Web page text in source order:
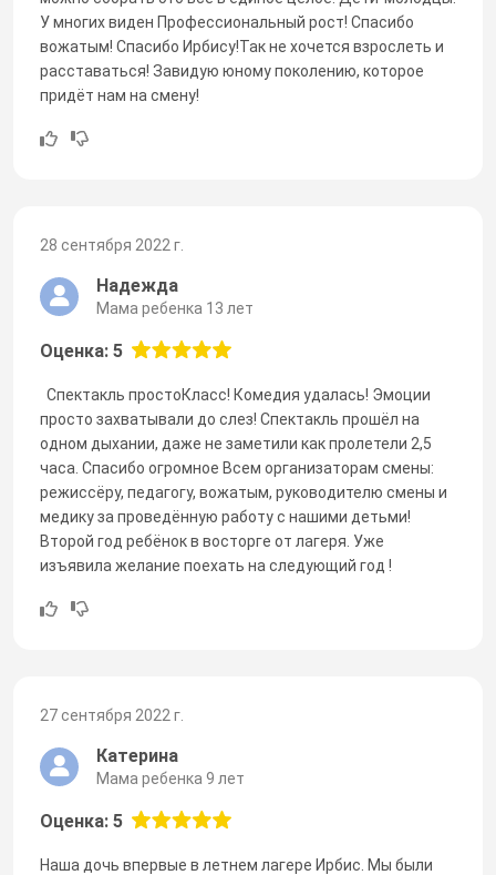
У многих виден Профессиональный рост! Спасибо
вожатым! Спасибо Ирбису!Так не хочется взрослеть и
расставаться! Завидую юному поколению, которое
придёт нам на смену!
28 сентября 2022 г.
Надежда
Мама ребенка 13 лет
Оценка: 5
Спектакль простоКласс! Комедия удалась! Эмоции
просто захватывали до слез! Спектакль прошёл на
одном дыхании, даже не заметили как пролетели 2,5
часа. Спасибо огромное Всем организаторам смены:
режиссёру, педагогу, вожатым, руководителю смены и
медику за проведённую работу с нашими детьми!
Второй год ребёнок в восторге от лагеря. Уже
изъявила желание поехать на следующий год !
27 сентября 2022 г.
Катерина
Мама ребенка 9 лет
Оценка: 5
Наша дочь впервые в летнем лагере Ирбис. Мы были